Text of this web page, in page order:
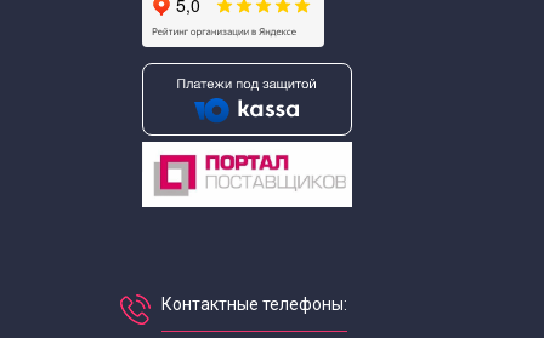
Контактные телефоны: